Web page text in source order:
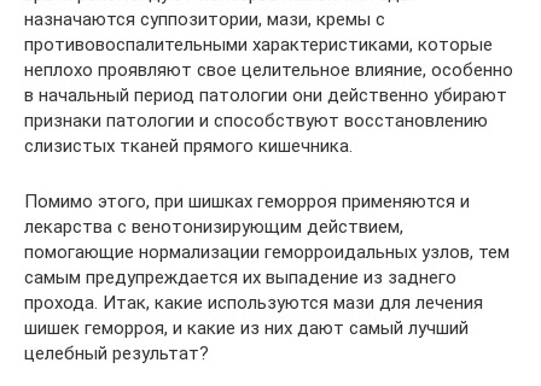
назначаются суппозитории, мази, кремы с
противовоспалительными характеристиками, которые
неплохо проявляют свое целительное влияние, особенно
в начальный период патологии они действенно убирают
признаки патологии и способствуют восстановлению
слизистых тканей прямого кишечника.
Помимо этого, при шишках геморроя применяются и
лекарства с венотонизирующим действием,
помогающие нормализации геморроидальных узлов, тем
самым предупреждается их выпадение из заднего
прохода. Итак, какие используются мази для лечения
шишек геморроя, и какие из них дают самый лучший
целебный результат?